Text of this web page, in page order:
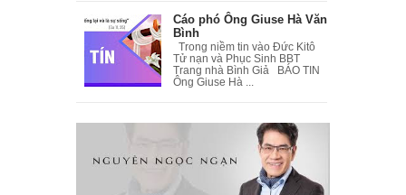
Cáo phó Ông Giuse Hà Văn
Bình
Trong niềm tin vào Đức Kitô
Tử nạn và Phục Sinh BBT
Trang nhà Bình Giả BÁO TIN
Ông Giuse Hà ...